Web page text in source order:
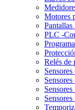
Motores
PLC -
Relés de